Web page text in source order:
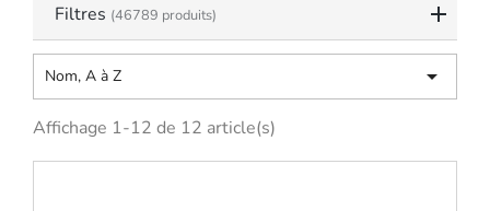
Filtres (46789 produits)
Nom, A à Z 
Affichage 1-12 de 12 article(s)